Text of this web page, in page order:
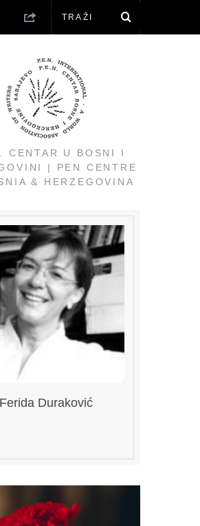
CENTAR U BOSNI I
| PEN CENTRE
& HERZEGOVINA
Ferida Duraković